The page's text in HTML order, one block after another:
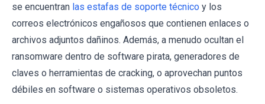
se encuentran las estafas de soporte técnico y los
correos electrónicos engañosos que contienen enlaces o
archivos adjuntos dañinos. Además, a menudo ocultan el
ransomware dentro de software pirata, generadores de
claves o herramientas de cracking, o aprovechan puntos
débiles en software o sistemas operativos obsoletos.